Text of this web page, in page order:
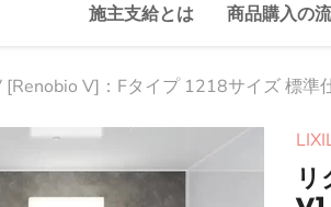
施主支給とは 商品購入の
V]：Fタイプ 1218サイズ 標準